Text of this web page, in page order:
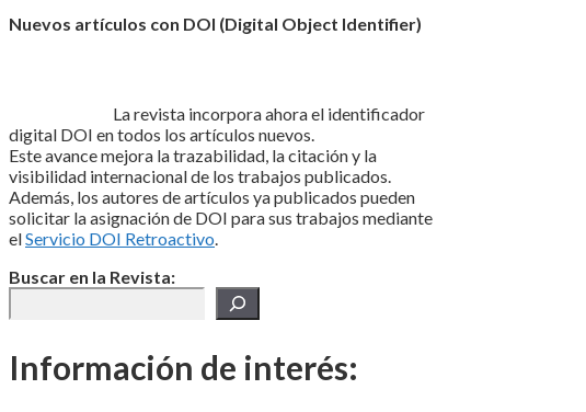
Nuevos artículos con DOI (Digital Object Identifier)
La revista incorpora ahora el identificador
digital DOI en todos los artículos nuevos.
Este avance mejora la trazabilidad, la citación y la
visibilidad internacional de los trabajos publicados.
Además, los autores de artículos ya publicados pueden
solicitar la asignación de DOI para sus trabajos mediante
elServicio DOI Retroactivo.
Buscar en la Revista:
Información de interés: